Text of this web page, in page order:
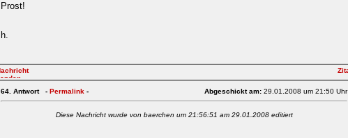
Prost!
h.
64. Antwort - Permalink - Abgeschickt am: 29.01.2008 um 21:50 Uhr
Diese Nachricht wurde von baerchen um 21:56:51 am 29.01.2008 editiert